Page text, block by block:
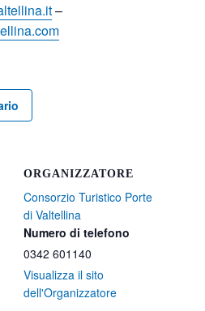
–
ORGANIZZATORE
Consorzio Turistico Porte
di Valtellina
Numero di telefono
0342 601140
Visualizza il sito
dell'Organizzatore